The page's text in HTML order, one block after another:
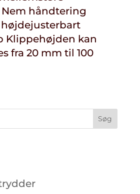
håndtering
Klippehøjden kan
fra 20 mm til 100